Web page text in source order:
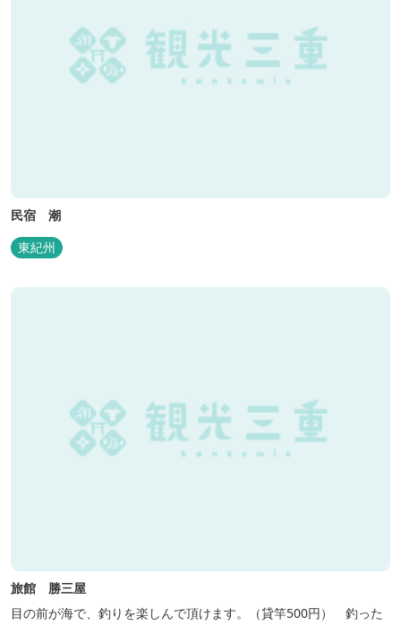
民宿 潮
東紀州
旅館 勝三屋
目の前が海で、釣りを楽しんで頂けます。（貸竿500円） 釣った